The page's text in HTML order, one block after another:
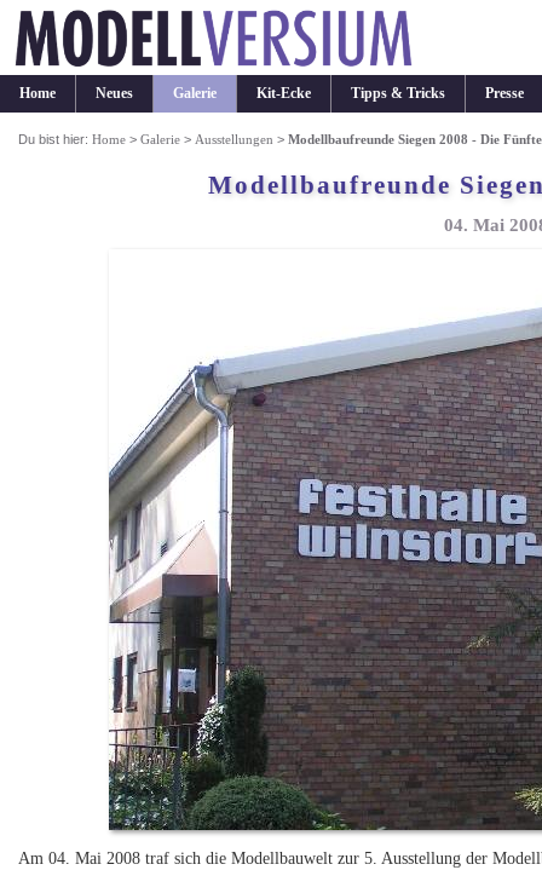
Home Neues Galerie Kit-Ecke Tipps & Tricks Presse
Du bist hier:Home >Galerie > Ausstellungen >Modellbaufreunde Siegen 2008 - Die Fünfte
Modellbaufreunde
04. Mai
Am 04. Mai 2008 traf sich die Modellbauwelt zur 5. Ausstellung der